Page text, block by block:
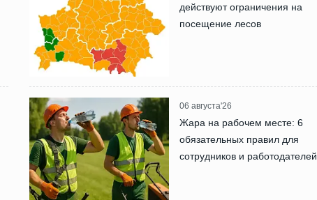
действуют ограничения на
посещение лесов
06 августа'26
Жара на рабочем месте: 6
обязательных правил для
сотрудников и работодателей